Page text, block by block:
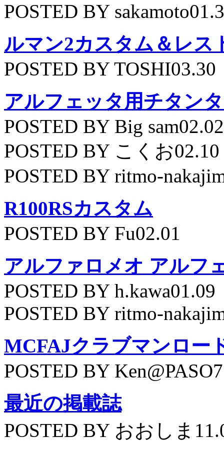
POSTED BY
ルマン2カスタム＆レス
POSTED BY TOSHI03.30
アルフェッタ用チタン
POSTED BY Big sam02.02
POSTED BY こくお02.10
POSTED BY ritmo-
R100RSカスタム
POSTED BY Fu02.01
アルファロメオ アルフ
POSTED BY h.kawa01.09
POSTED BY ritmo-
MCFAJクラブマンロー
POSTED BY
最近の掲載誌
POSTED BY おおしま